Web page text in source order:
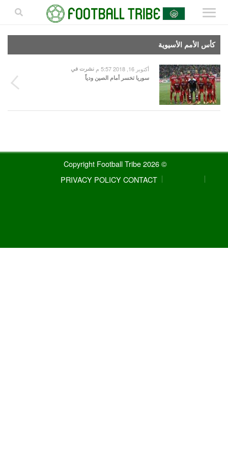
كأس الأمم الأسيوية
نشرت في أكتوبر 16, 2018 5:57 م
سوريا تخسر أمام الصين ودياً
© 2026 Copyright Football Tribe
CONTACT
PRIVACY POLICY